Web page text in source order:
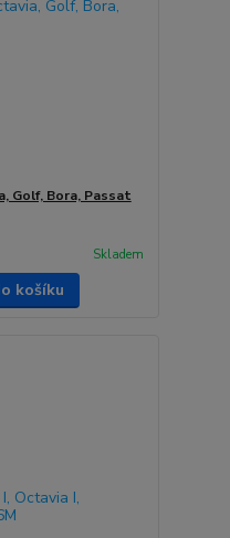
Golf, Bora, Passat
Skladem
košíku